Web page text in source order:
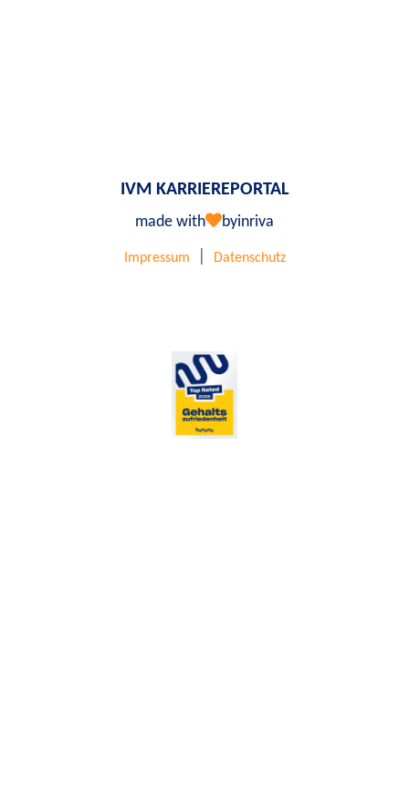
IVM KARRIEREPORTAL
made with byinriva
Impressum Datenschutz